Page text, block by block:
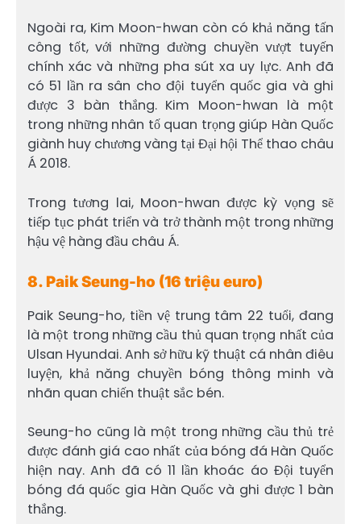
Ngoài ra, Kim Moon-hwan còn có khả năng tấn
công tốt, với những đường chuyền vượt tuyến
chính xác và những pha sút xa uy lực. Anh đã
có 51 lần ra sân cho đội tuyển quốc gia và ghi
được 3 bàn thắng. Kim Moon-hwan là một
trong những nhân tố quan trọng giúp Hàn Quốc
giành huy chương vàng tại Đại hội Thể thao châu
Á 2018.
Trong tương lai, Moon-hwan được kỳ vọng sẽ
tiếp tục phát triển và trở thành một trong những
hậu vệ hàng đầu châu Á.
8. Paik Seung-ho (16 triệu euro)
Paik Seung-ho, tiền vệ trung tâm 22 tuổi, đang
là một trong những cầu thủ quan trọng nhất của
Ulsan Hyundai. Anh sở hữu kỹ thuật cá nhân điêu
luyện, khả năng chuyền bóng thông minh và
nhãn quan chiến thuật sắc bén.
Seung-ho cũng là một trong những cầu thủ trẻ
được đánh giá cao nhất của bóng đá Hàn Quốc
hiện nay. Anh đã có 11 lần khoác áo Đội tuyển
bóng đá quốc gia Hàn Quốc và ghi được 1 bàn
thắng.